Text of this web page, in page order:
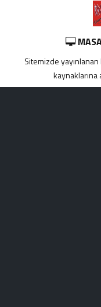
Sitemizde
kaynaklarına